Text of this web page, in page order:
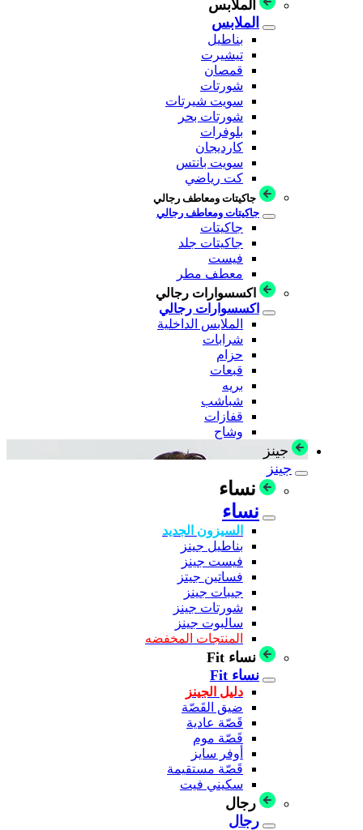
الملابس
الملابس
بناطيل
تيشيرت
قمصان
شورتات
سويت شيرتات
شورتات بحر
بلوفرات
كارديجان
سويت بانتس
كت رياضي
جاكيتات ومعاطف رجالي
جاكيتات ومعاطف رجالي
جاكيتات
جاكيتات جلد
فيست
معطف مطر
اكسسوارات رجالي
اكسسوارات رجالي
الملابس الداخلية
شرابات
حزام
قبعات
بريه
شباشب
قفازات
وشاح
جينز
جينز
نساء
نساء
السيزون الجديد
بناطيل جينز
فيست جينز
فساتين جيتز
جيبات جينز
شورتات جينز
سالبوت جينز
المنتجات المخفضه
نساء Fit
نساء Fit
دليل الجينز
ضيق القَصّة
قَصّة عادية
قَصّة موم
أوفر سايز
قَصّة مستقيمة
سكيني فيت
رجال
رجال